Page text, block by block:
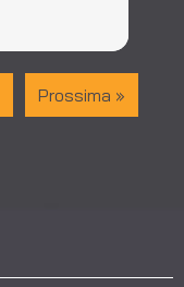
Prossima »